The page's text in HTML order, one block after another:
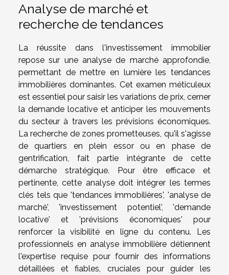
Analyse de marché et
recherche de tendances
La réussite dans l'investissement immobilier
repose sur une analyse de marché approfondie,
permettant de mettre en lumière les tendances
immobilières dominantes. Cet examen méticuleux
est essentiel pour saisir les variations de prix, cerner
la demande locative et anticiper les mouvements
du secteur à travers les prévisions économiques.
La recherche de zones prometteuses, qu'il s'agisse
de quartiers en plein essor ou en phase de
gentrification, fait partie intégrante de cette
démarche stratégique. Pour être efficace et
pertinente, cette analyse doit intégrer les termes
clés tels que 'tendances immobilières', 'analyse de
marché', 'investissement potentiel', 'demande
locative' et 'prévisions économiques' pour
renforcer la visibilité en ligne du contenu. Les
professionnels en analyse immobilière détiennent
l'expertise requise pour fournir des informations
détaillées et fiables, cruciales pour guider les